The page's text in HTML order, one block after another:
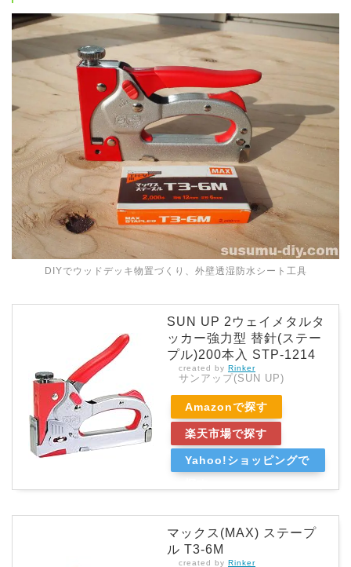
DIYでウッドデッキ物置づくり、外壁透湿防水シート工具
SUN UP 2ウェイメタルタ
ッカー強力型 替針(ステー
プル)200本入 STP-1214
created by Rinker
サンアップ(SUN UP)
Amazonで探す
楽天市場で探す
Yahoo!ショッピングで
マックス(MAX) ステープ
ル T3-6M
created by Rinker